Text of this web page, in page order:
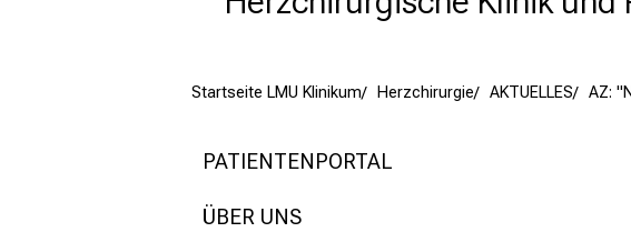
Startseite LMU Klinikum Herzchirurgie AKTUELLES AZ:
PATIENTENPORTAL
ÜBER UNS
begeistern – ganz
ohne Anmeldung.